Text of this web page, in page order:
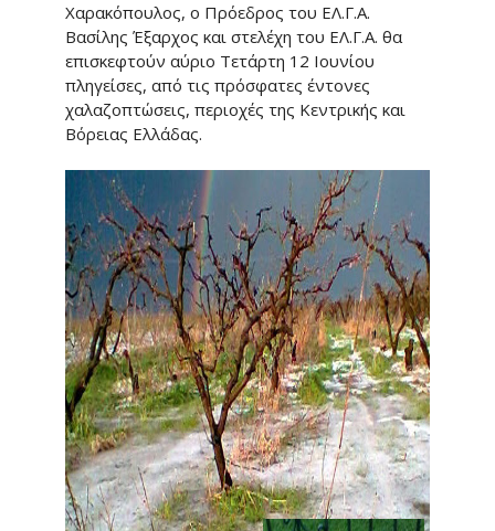
Χαρακόπουλος, ο Πρόεδρος του ΕΛ.Γ.Α.
Βασίλης Έξαρχος και στελέχη του ΕΛ.Γ.Α. θα
επισκεφτούν αύριο Τετάρτη 12 Ιουνίου
πληγείσες, από τις πρόσφατες έντονες
χαλαζοπτώσεις, περιοχές της Κεντρικής και
Βόρειας Ελλάδας.